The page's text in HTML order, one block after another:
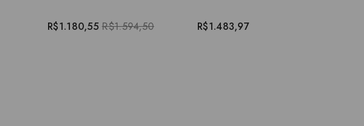
R$1.180,55 R$1.594,50 R$1.483,97